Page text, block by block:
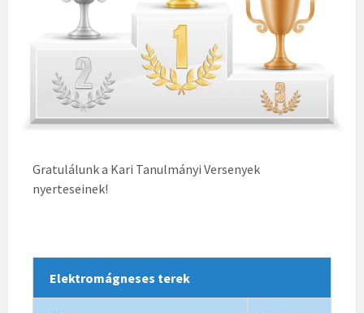
Gratulálunk a Kari Tanulmányi Versenyek
nyerteseinek!
Elektromágneses terek